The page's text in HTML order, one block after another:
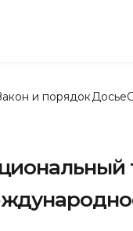
и порядок Досье